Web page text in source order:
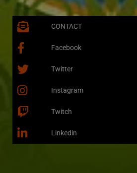
CONTACT
Facebook
Twitter
Instagram
Twitch
Linkedin